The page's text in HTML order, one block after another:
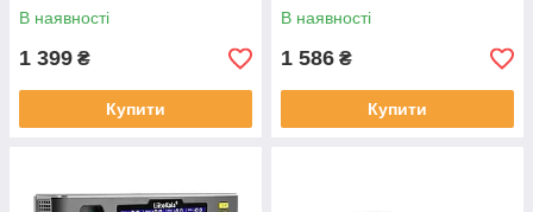
В наявності
1 399 ₴
Купити
В наявності
1 586 ₴
Купити